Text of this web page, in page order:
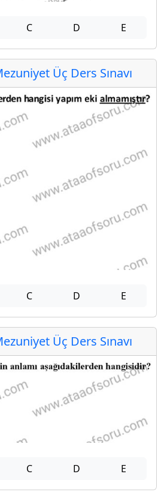
C D E
Üç Ders Sınavı
C D E
Üç Ders Sınavı
C D E